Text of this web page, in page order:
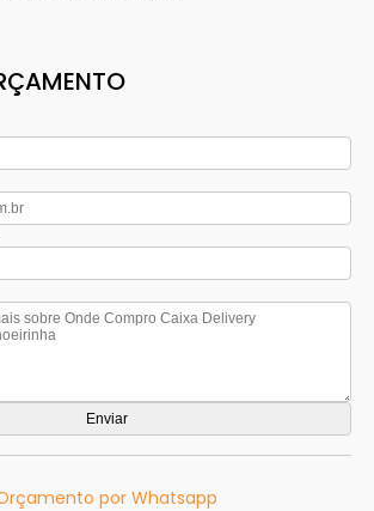
por Whatsapp